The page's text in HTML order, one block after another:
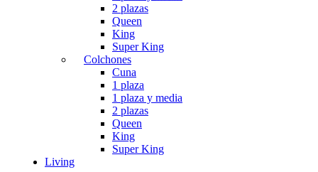
2 plazas
Queen
King
Super King
Colchones
Cuna
1 plaza
1 plaza y media
2 plazas
Queen
King
Super King
Living